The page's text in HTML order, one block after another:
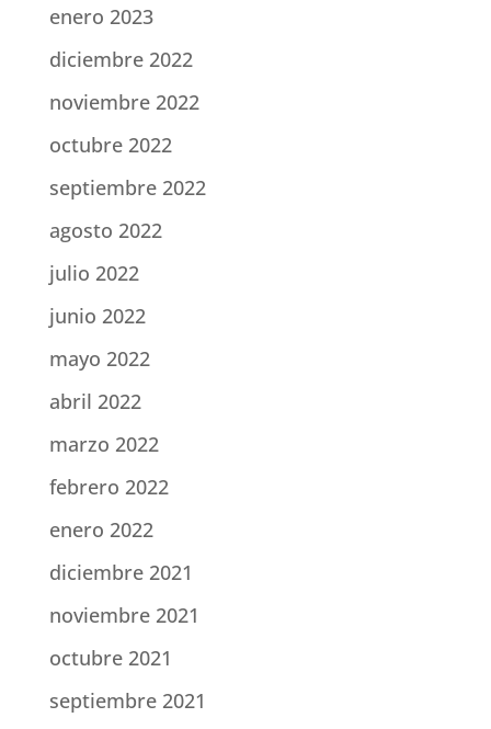
enero 2023
diciembre 2022
noviembre 2022
octubre 2022
septiembre 2022
agosto 2022
julio 2022
junio 2022
mayo 2022
abril 2022
marzo 2022
febrero 2022
enero 2022
diciembre 2021
noviembre 2021
octubre 2021
septiembre 2021